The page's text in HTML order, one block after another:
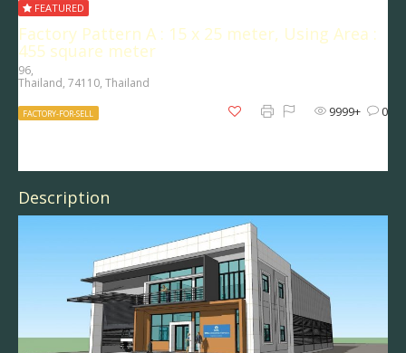
FEATURED
Factory Pattern A : 15 x 25 meter, Using Area :
455 square meter
96,
Thailand, 74110, Thailand
FACTORY-FOR-SELL
9999+ 0
Description